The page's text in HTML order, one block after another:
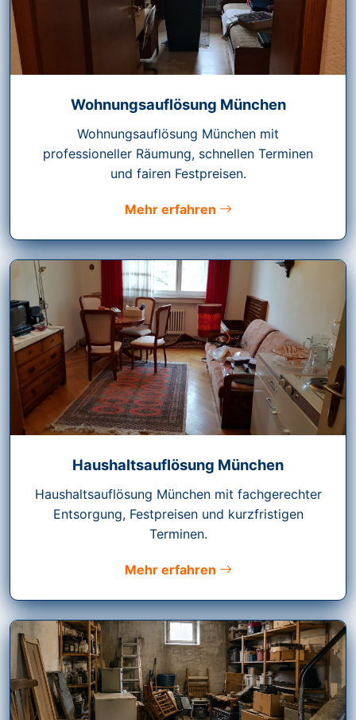
Wohnungsauflösung München
Wohnungsauflösung München mit
professioneller Räumung, schnellen Terminen
und fairen Festpreisen.
Mehr erfahren
Haushaltsauflösung München
Haushaltsauflösung München mit fachgerechter
Entsorgung, Festpreisen und kurzfristigen
Terminen.
Mehr erfahren